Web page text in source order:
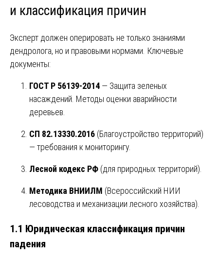
и классификация причин
Эксперт должен оперировать не только знаниями
дендролога, но и правовыми нормами. Ключевые
документы:
ГОСТ Р 56139-2014 — Защита зеленых
насаждений. Методы оценки аварийности
деревьев.
СП 82.13330.2016 (Благоустройство территорий)
— требования к мониторингу.
Лесной кодекс РФ (для природных территорий).
Методика ВНИИЛМ (Всероссийский НИИ
лесоводства и механизации лесного хозяйства).
1.1 Юридическая классификация причин
падения